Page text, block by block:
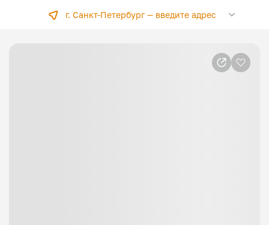
г. Санкт-Петербург —введите адрес